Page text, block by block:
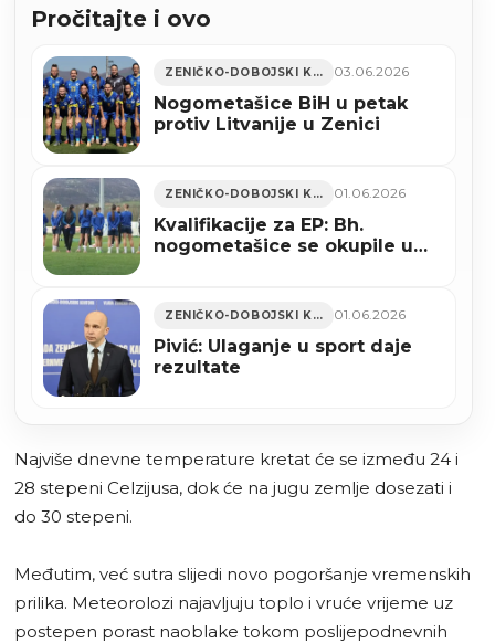
Pročitajte i ovo
ZENIČKO-DOBOJSKI KANTON 03.06.2026
Nogometašice BiH u petak
protiv Litvanije u Zenici
ZENIČKO-DOBOJSKI KANTON 01.06.2026
Kvalifikacije za EP: Bh.
nogometašice se okupile u
ZENIČKO-DOBOJSKI KANTON 01.06.2026
Pivić: Ulaganje u sport daje
rezultate
Najviše dnevne temperature kretat će se između 24 i
28 stepeni Celzijusa, dok će na jugu zemlje dosezati i
do 30 stepeni.
Međutim, već sutra slijedi novo pogoršanje vremenskih
prilika. Meteorolozi najavljuju toplo i vruće vrijeme uz
postepen porast naoblake tokom poslijepodnevnih